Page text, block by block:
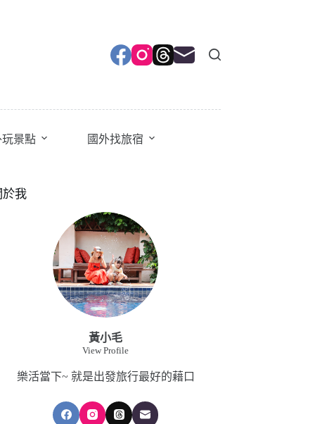
玩景點 國外找旅宿
於我
黃小毛
View Profile
樂活當下~ 就是出發旅行最好的藉口